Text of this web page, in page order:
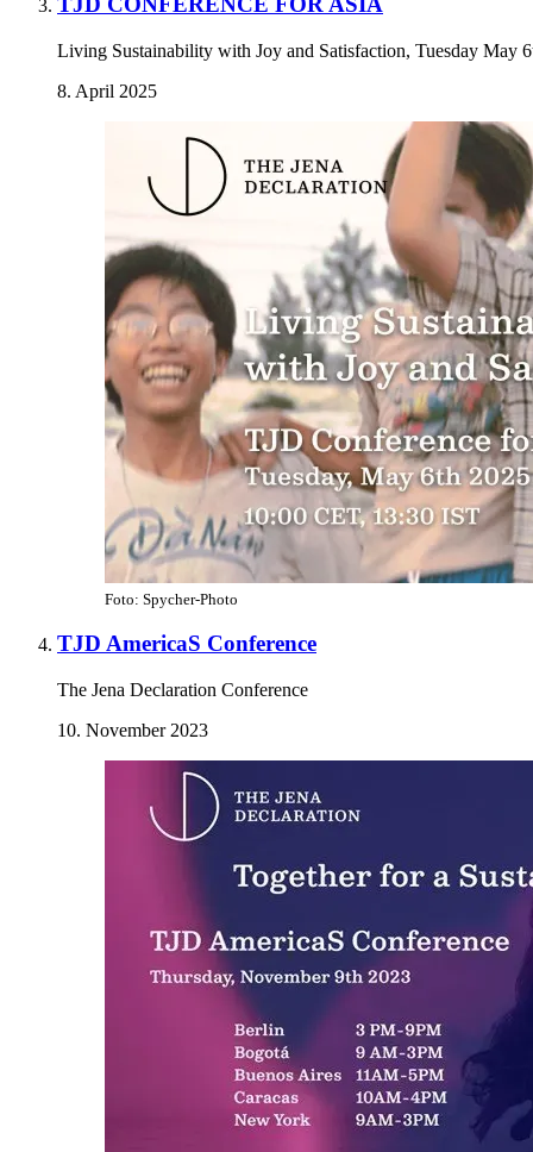
Living Sustainability with Joy and Satisfaction, Tuesday May
8. April 2025
Foto: Spycher-Photo
TJD AmericaS Conference
The Jena Declaration Conference
10. November 2023